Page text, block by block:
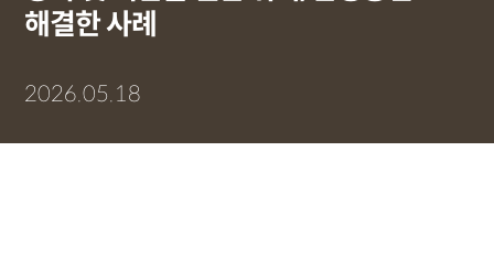
해결한 사례
2026.05.18